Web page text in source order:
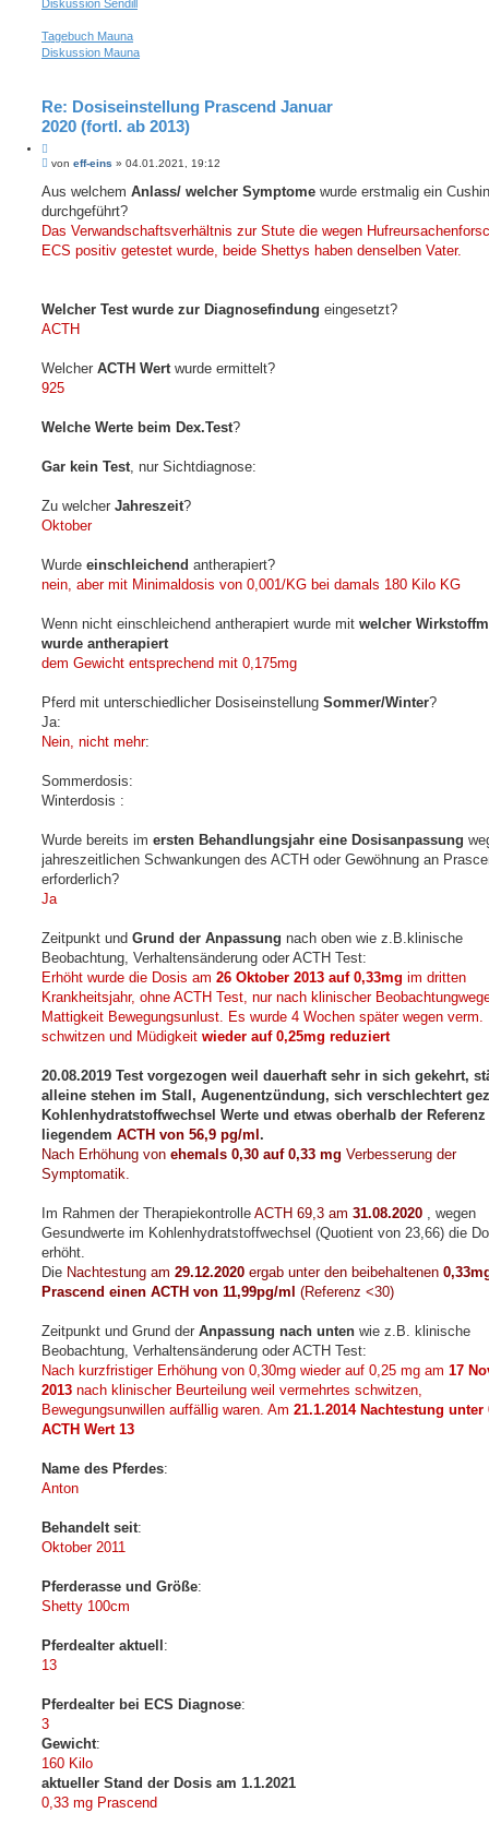
Diskussion Sendill
Tagebuch Mauna
Diskussion Mauna
Re: Dosiseinstellung Prascend Januar
2020 (fortl. ab 2013)
i
e
r
e
n
B
i
r
a
von eff-eins » 04.01.2021, 19:12
Aus welchem Anlass/ welcher Symptome wurde erstmalig ein
durchgeführt?
Das Verwandschaftsverhältnis zur Stute die wegen
ECS positiv getestet wurde, beide Shettys haben denselben Vater.
Welcher Test wurde zur Diagnosefindung eingesetzt?
ACTH
Welcher ACTH Wert wurde ermittelt?
925
Welche Werte beim Dex.Test?
Gar kein Test , nur Sichtdiagnose:
Zu welcher Jahreszeit?
Oktober
Wurde einschleichend antherapiert?
nein, aber mit Minimaldosis von 0,001/KG bei damals 180 Kilo KG
Wenn nicht einschleichend antherapiert wurde mit welcher
wurde antherapiert
dem Gewicht entsprechend mit 0,175mg
Pferd mit unterschiedlicher Dosiseinstellung Sommer/Winter?
Ja:
Nein, nicht mehr:
Sommerdosis:
Winterdosis :
Wurde bereits im ersten Behandlungsjahr eine Dosisanpassung
jahreszeitlichen Schwankungen des ACTH oder Gewöhnung an
erforderlich?
Ja
Zeitpunkt und Grund der Anpassung nach oben wie z.B.klinische
Beobachtung, Verhaltensänderung oder ACTH Test:
Erhöht wurde die Dosis am 26 Oktober 2013 auf 0,33mg im dritten
Krankheitsjahr, ohne ACTH Test, nur nach klinischer
Mattigkeit Bewegungsunlust. Es wurde 4 Wochen später wegen verm.
schwitzen und Müdigkeit wieder auf 0,25mg reduziert
20.08.2019 Test vorgezogen weil dauerhaft sehr in sich gekehrt,
alleine stehen im Stall, Augenentzündung, sich verschlechtert
Kohlenhydratstoffwechsel Werte und etwas oberhalb der Referenz
liegendem ACTH von 56,9 pg/ml .
Nach Erhöhung von ehemals 0,30 auf 0,33 mg Verbesserung der
Symptomatik.
Im Rahmen der Therapiekontrolle ACTH 69,3 am 31.08.2020 , wegen
Gesundwerte im Kohlenhydratstoffwechsel (Quotient von 23,66) die
erhöht.
Die Nachtestung am 29.12.2020 ergab unter den beibehaltenen
Prascend einen ACTH von 11,99pg/ml (Referenz <30)
Zeitpunkt und Grund der Anpassung nach unten wie z.B. klinische
Beobachtung, Verhaltensänderung oder ACTH Test:
Nach kurzfristiger Erhöhung von 0,30mg wieder auf 0,25 mg am 17
2013 nach klinischer Beurteilung weil vermehrtes schwitzen,
Bewegungsunwillen auffällig waren. Am 21.1.2014 Nachtestung unter
ACTH Wert 13
Name des Pferdes:
Anton
Behandelt seit:
Oktober 2011
Pferderasse und Größe:
Shetty 100cm
Pferdealter aktuell :
13
Pferdealter bei ECS Diagnose:
3
Gewicht:
160 Kilo
aktueller Stand der Dosis am 1.1.2021
0,33 mg Prascend